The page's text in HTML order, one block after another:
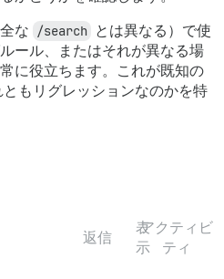
な /search とは異なる）で使
ール、またはそれが異なる場
に役立ちます。これが既知の
もリグレッションなのかを特
返信
表
示
アクティビ
ティ